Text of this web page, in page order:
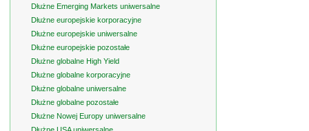
Dłużne Emerging Markets uniwersalne
Dłużne europejskie korporacyjne
Dłużne europejskie uniwersalne
Dłużne europejskie pozostałe
Dłużne globalne High Yield
Dłużne globalne korporacyjne
Dłużne globalne uniwersalne
Dłużne globalne pozostałe
Dłużne Nowej Europy uniwersalne